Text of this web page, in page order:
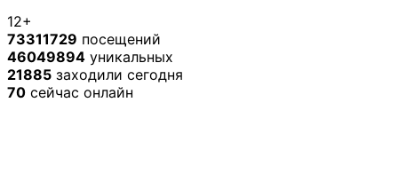
12+
73311729 посещений
46049894 уникальных
21885 заходили сегодня
70 сейчас онлайн